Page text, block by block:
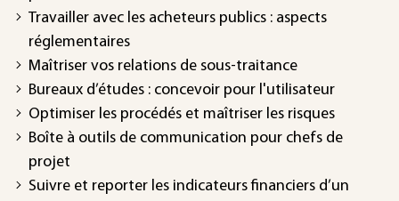
Travailler avec les acheteurs publics : aspects
réglementaires
Maîtriser vos relations de sous-traitance
Bureaux d’études : concevoir pour l'utilisateur
Optimiser les procédés et maîtriser les risques
Boîte à outils de communication pour chefs de
projet
Suivre et reporter les indicateurs financiers d’un